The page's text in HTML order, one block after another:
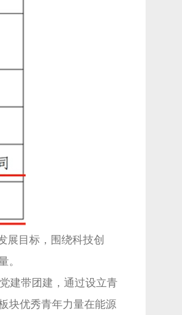
目标，围绕科技创
。
建带团建，通过设立青
块优秀青年力量在能源